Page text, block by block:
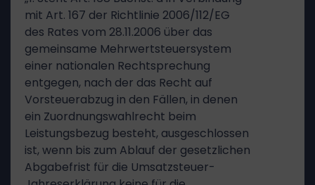
mit Art. 167 der Richtlinie 2006/112/EG
des Rates vom 28.11.2006 über das
gemeinsame Mehrwertsteuersystem
einer nationalen Rechtsprechung
entgegen, nach der das Recht auf
Vorsteuerabzug in den Fällen, in denen
ein Zuordnungswahlrecht beim
Leistungsbezug besteht, ausgeschlossen
ist, wenn bis zum Ablauf der gesetzlichen
Abgabefrist für die Umsatzsteuer-